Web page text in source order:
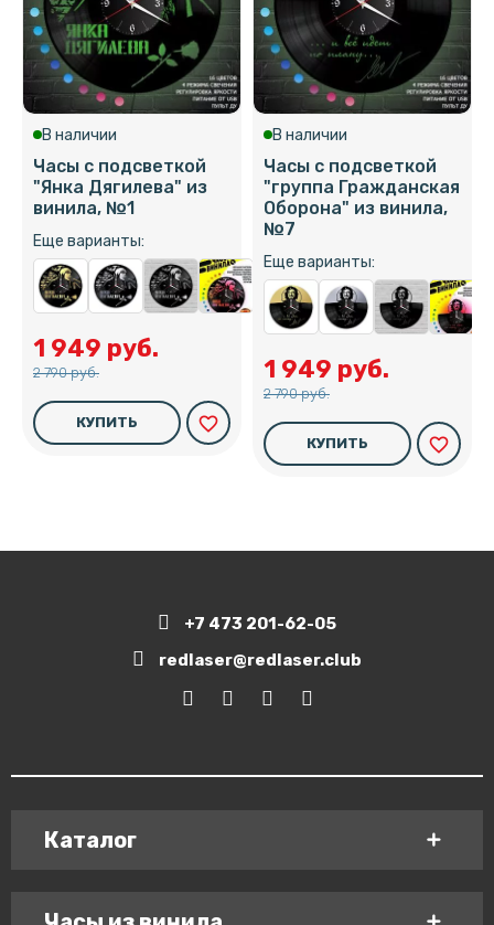
В наличии
Часы с подсветкой
"Янка Дягилева" из
винила, №1
Еще варианты:
1 949 руб.
2 790 руб.
КУПИТЬ favorite_border
В наличии
Часы с подсветкой
"группа Гражданская
Оборона" из винила,
№7
Еще варианты:
1 949 руб.
2 790 руб.
КУПИТЬ favorite_border
+7 473 201-62-05
redlaser@redlaser.club
Каталог